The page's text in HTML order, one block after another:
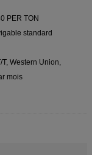
PER TON
standard
T, Western Union,
mois